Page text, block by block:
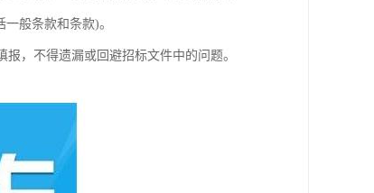
般条款和条款)。
，不得遗漏或回避招标文件中的问题。